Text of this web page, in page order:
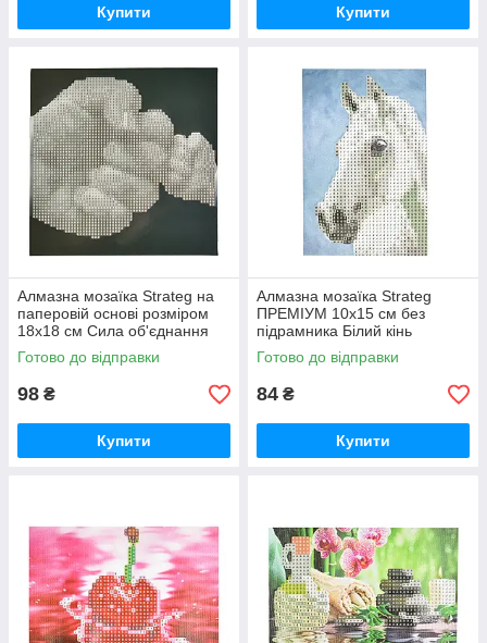
Купити Купити
Алмазна мозаїка Strateg на
паперовій основі розміром
18х18 см Сила об'єднання
(JUB14404)
Готово до відправки
98 ₴
Купити
Алмазна мозаїка Strateg
ПРЕМІУМ 10х15 см без
підрамника Білий кінь
(YAB14431)
Готово до відправки
84 ₴
Купити